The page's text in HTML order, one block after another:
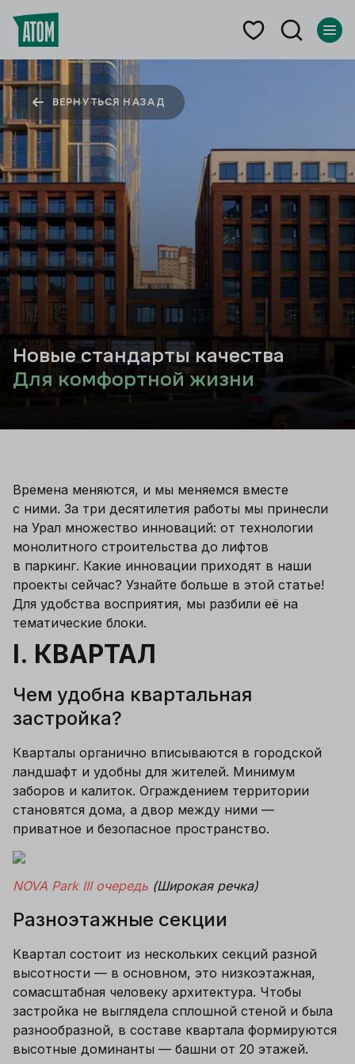
ВЕРНУТЬСЯ НАЗАД
Новые стандарты качества
Для комфортной жизни
Времена меняются, и мы меняемся вместе
с ними. За три десятилетия работы мы принесли
на Урал множество инноваций: от технологии
монолитного строительства до лифтов
в паркинг. Какие инновации приходят в наши
проекты сейчас? Узнайте больше в этой статье!
Для удобства восприятия, мы разбили её на
тематические блоки.
I. КВАРТАЛ
Чем удобна квартальная
застройка?
Кварталы органично вписываются в городской
ландшафт и удобны для жителей. Минимум
заборов и калиток. Ограждением территории
становятся дома, а двор между ними —
приватное и безопасное пространство.
NOVA Park III очередь (Широкая речка)
Разноэтажные секции
Квартал состоит из нескольких секций разной
высотности — в основном, это низкоэтажная,
сомасштабная человеку архитектура. Чтобы
застройка не выглядела сплошной стеной и была
разнообразной, в составе квартала формируются
высотные доминанты — башни от 20 этажей.